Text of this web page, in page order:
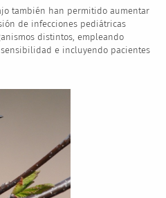
también han permitido aumentar
de infecciones pediátricas
distintos, empleando
e incluyendo pacientes